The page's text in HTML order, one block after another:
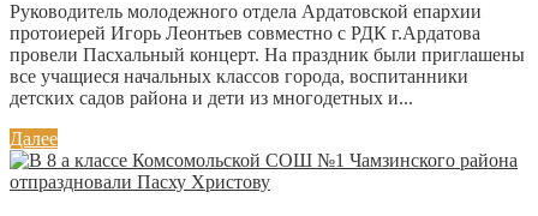
Руководитель молодежного отдела Ардатовской епархии
протоиерей Игорь Леонтьев совместно с РДК г.Ардатова
провели Пасхальный концерт. На праздник были приглашены
все учащиеся начальных классов города, воспитанники
детских садов района и дети из многодетных и...
Далее